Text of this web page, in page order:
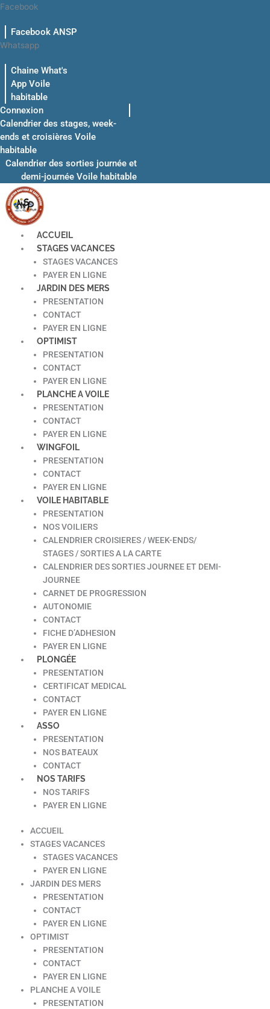
Aller
contenu
Facebook
Facebook ANSP
Whatsapp
Chaine What's
App Voile
habitable
Connexion
Calendrier des stages, week-
ends et croisières Voile
habitable
Calendrier des sorties journée et
demi-journée Voile habitable
ACCUEIL
STAGES VACANCES
STAGES VACANCES
PAYER EN LIGNE
JARDIN DES MERS
PRESENTATION
CONTACT
PAYER EN LIGNE
OPTIMIST
PRESENTATION
CONTACT
PAYER EN LIGNE
PLANCHE A VOILE
PRESENTATION
CONTACT
PAYER EN LIGNE
WINGFOIL
PRESENTATION
CONTACT
PAYER EN LIGNE
VOILE HABITABLE
PRESENTATION
NOS VOILIERS
CALENDRIER CROISIERES / WEEK-ENDS/
STAGES / SORTIES A LA CARTE
CALENDRIER DES SORTIES JOURNEE ET DEMI-
JOURNEE
CARNET DE PROGRESSION
AUTONOMIE
CONTACT
FICHE D’ADHESION
PAYER EN LIGNE
PLONGÉE
PRESENTATION
CERTIFICAT MEDICAL
CONTACT
PAYER EN LIGNE
ASSO
PRESENTATION
NOS BATEAUX
CONTACT
NOS TARIFS
NOS TARIFS
PAYER EN LIGNE
ACCUEIL
STAGES VACANCES
STAGES VACANCES
PAYER EN LIGNE
JARDIN DES MERS
PRESENTATION
CONTACT
PAYER EN LIGNE
OPTIMIST
PRESENTATION
CONTACT
PAYER EN LIGNE
PLANCHE A VOILE
PRESENTATION